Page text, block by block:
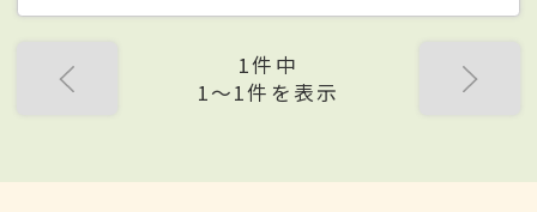
1件中
1〜1件を表示